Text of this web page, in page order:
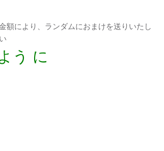
額により、ランダムにおまけを送りいたし
う に